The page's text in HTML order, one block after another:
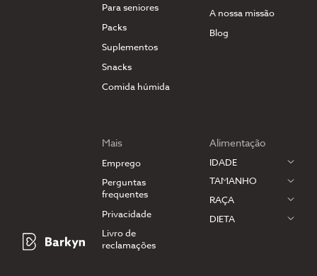
Para seniores
Packs
Suplementos
Snacks
Comida húmida
A nossa missão
Blog
Mais
Emprego
Perguntas
frequentes
Privacidade
Livro de
reclamações
Alimentação
IDADE
TAMANHO
RAÇA
DIETA